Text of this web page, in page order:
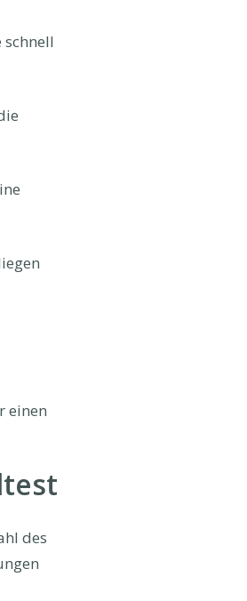
schnell
einen
des